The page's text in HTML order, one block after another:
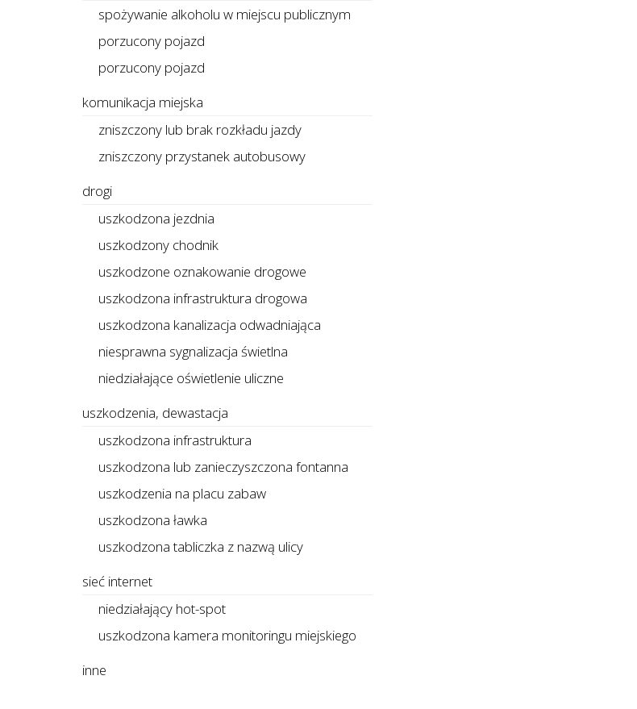
spożywanie alkoholu w miejscu publicznym
porzucony pojazd
porzucony pojazd
komunikacja miejska
zniszczony lub brak rozkładu jazdy
zniszczony przystanek autobusowy
drogi
uszkodzona jezdnia
uszkodzony chodnik
uszkodzone oznakowanie drogowe
uszkodzona infrastruktura drogowa
uszkodzona kanalizacja odwadniająca
niesprawna sygnalizacja świetlna
niedziałające oświetlenie uliczne
uszkodzenia, dewastacja
uszkodzona infrastruktura
uszkodzona lub zanieczyszczona fontanna
uszkodzenia na placu zabaw
uszkodzona ławka
uszkodzona tabliczka z nazwą ulicy
sieć internet
niedziałający hot-spot
uszkodzona kamera monitoringu miejskiego
inne